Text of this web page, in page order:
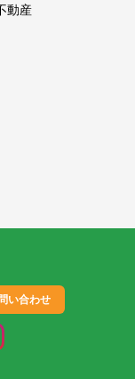
動産
い合わせ